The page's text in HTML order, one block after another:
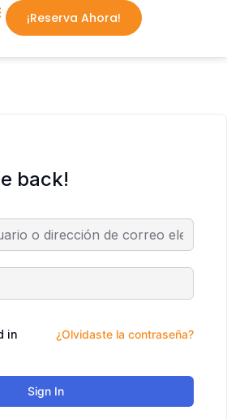
¡Reserva Ahora!
back!
in ¿Olvidaste la contraseña?
Sign In